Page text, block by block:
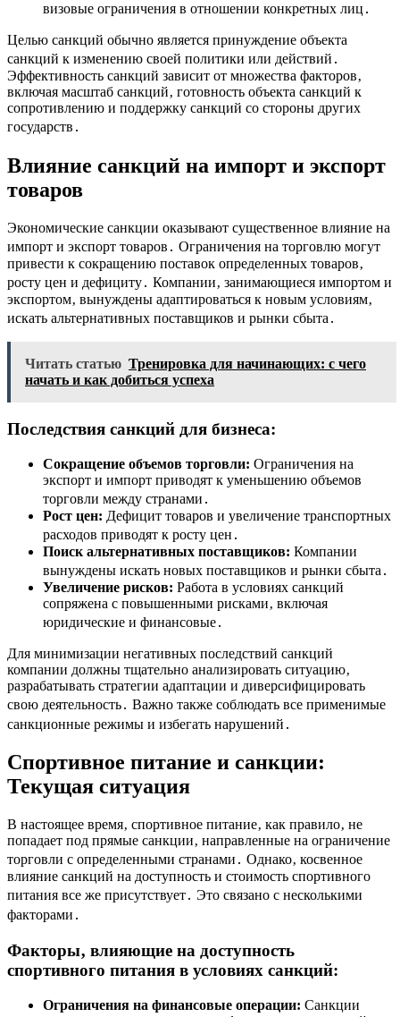
визовые ограничения в отношении конкретных лиц․
Целью санкций обычно является принуждение объекта
санкций к изменению своей политики или действий․
Эффективность санкций зависит от множества факторов‚
включая масштаб санкций‚ готовность объекта санкций к
сопротивлению и поддержку санкций со стороны других
государств․
Влияние санкций на импорт и экспорт
товаров
Экономические санкции оказывают существенное влияние на
импорт и экспорт товаров․ Ограничения на торговлю могут
привести к сокращению поставок определенных товаров‚
росту цен и дефициту․ Компании‚ занимающиеся импортом и
экспортом‚ вынуждены адаптироваться к новым условиям‚
искать альтернативных поставщиков и рынки сбыта․
Читать статью Тренировка для начинающих: с чего
начать и как добиться успеха
Последствия санкций для бизнеса:
Сокращение объемов торговли: Ограничения на
экспорт и импорт приводят к уменьшению объемов
торговли между странами․
Рост цен: Дефицит товаров и увеличение транспортных
расходов приводят к росту цен․
Поиск альтернативных поставщиков: Компании
вынуждены искать новых поставщиков и рынки сбыта․
Увеличение рисков: Работа в условиях санкций
сопряжена с повышенными рисками‚ включая
юридические и финансовые․
Для минимизации негативных последствий санкций
компании должны тщательно анализировать ситуацию‚
разрабатывать стратегии адаптации и диверсифицировать
свою деятельность․ Важно также соблюдать все применимые
санкционные режимы и избегать нарушений․
Спортивное питание и санкции:
Текущая ситуация
В настоящее время‚ спортивное питание‚ как правило‚ не
попадает под прямые санкции‚ направленные на ограничение
торговли с определенными странами․ Однако‚ косвенное
влияние санкций на доступность и стоимость спортивного
питания все же присутствует․ Это связано с несколькими
факторами․
Факторы‚ влияющие на доступность
спортивного питания в условиях санкций:
Ограничения на финансовые операции: Санкции